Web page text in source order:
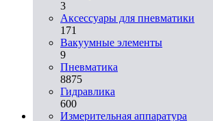
3
Аксессуары для пневматики
171
Вакуумные элементы
9
Пневматика
8875
Гидравлика
600
Измерительная аппаратура